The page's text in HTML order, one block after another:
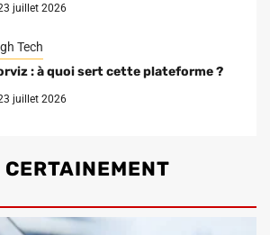
juillet 2026
Tech
: à quoi sert cette plateforme ?
juillet 2026